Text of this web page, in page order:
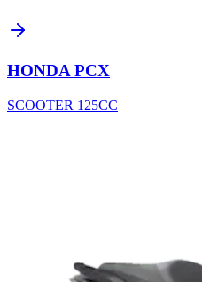
HONDA PCX
SCOOTER 125CC